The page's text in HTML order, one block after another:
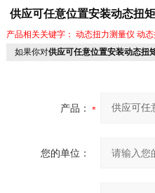
供应可任意位置安装动态扭
产品相关关键字： 动态扭力测量仪 动
如果你对供应可任意位置安装动态扭
产品：
您的单位：